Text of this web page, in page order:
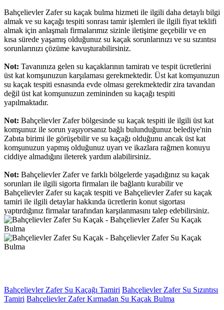
Bahçelievler Zafer su kaçak bulma hizmeti ile ilgili daha detaylı bilgi
almak ve su kaçağı tespiti sonrası tamir işlemleri ile ilgili fiyat teklifi
almak için anlaşmalı firmalarımız sizinle iletişime geçebilir ve en
kısa sürede yaşamış olduğunuz su kaçak sorunlarınızı ve su sızıntısı
sorunlarınızı çözüme kavuşturabilirsiniz.
Not: Tavanınıza gelen su kaçaklarının tamiratı ve tespit ücretlerini
üst kat komşunuzun karşılaması gerekmektedir. Üst kat komşunuzun
su kaçak tespiti esnasında evde olması gerekmektedir zira tavandan
değil üst kat komşunuzun zemininden su kaçağı tespiti
yapılmaktadır.
Not: Bahçelievler Zafer bölgesinde su kaçak tespiti ile ilgili üst kat
komşunuz ile sorun yaşıyorsanız bağlı bulunduğunuz belediye'nin
Zabıta birimi ile görüşebilir ve su kaçağı olduğunu ancak üst kat
komşunuzun yapmış olduğunuz uyarı ve ikazlara rağmen konuyu
ciddiye almadığını ileterek yardım alabilirsiniz.
Not: Bahçelievler Zafer ve farklı bölgelerde yaşadığınız su kaçak
sorunları ile ilgili sigorta firmaları ile bağlantı kurabilir ve
Bahçelievler Zafer su kaçak tespiti ve Bahçelievler Zafer su kaçak
tamiri ile ilgili detaylar hakkında ücretlerin konut sigortası
yaptırdığınız firmalar tarafından karşılanmasını talep edebilirsiniz.
Bahçelievler Zafer Su Kaçağı Tamiri Bahçelievler Zafer Su Sızıntısı
Tamiri Bahçelievler Zafer Kırmadan Su Kaçak Bulma